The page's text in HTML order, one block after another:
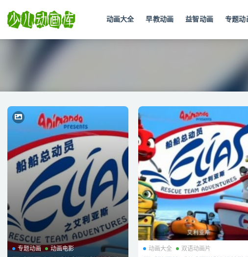
动画大全 早教动画 益智动画 专题动
专题动画 动画电影 动画大全 双语动画片